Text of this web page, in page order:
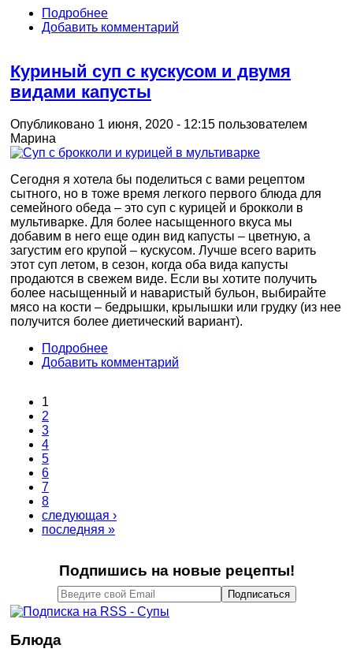
Подробнее
Добавить комментарий
Куриный суп с кускусом и двумя
видами капусты
Опубликовано 1 июня, 2020 - 12:15 пользователем
Марина
Сегодня я хотела бы поделиться с вами рецептом
сытного, но в тоже время легкого первого блюда для
семейного обеда – это суп с курицей и брокколи в
мультиварке. Для более насыщенного вкуса мы
добавим в него еще один вид капусты – цветную, а
загустим его крупой – кускусом. Лучше всего варить
этот суп летом, в сезон, когда оба вида капусты
продаются в свежем виде. Если вы хотите получить
более насыщенный и наваристый бульон, выбирайте
мясо на кости – бедрышки, крылышки или грудку (из нее
получится более диетический вариант).
Подробнее
Добавить комментарий
Страницы
1
2
3
4
5
6
7
8
следующая ›
последняя »
Подпишись на новые рецепты!
Блюда